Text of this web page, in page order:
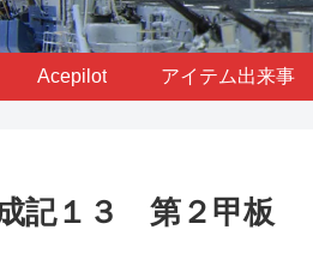
Acepilot アイテム出来事
記１３ 第２甲板